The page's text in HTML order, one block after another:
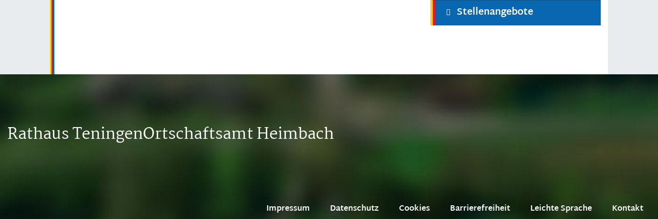
Stellenangebote
Rathaus TeningenOrtschaftsamt Heimbach
Impressum Datenschutz Cookies Barrierefreiheit Leichte Sprache Kontakt